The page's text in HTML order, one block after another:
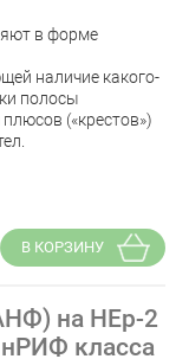
в форме
наличие какого-
полосы
(«крестов»)
В КОРЗИНУ
на HEp-2
класса